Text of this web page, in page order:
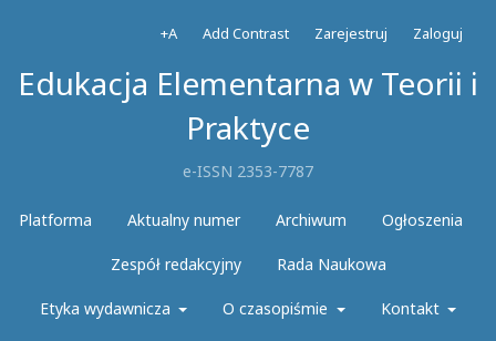
Edukacja Elementarna w Teorii i
Praktyce
e-ISSN 2353-7787
Platforma Aktualny numer Archiwum Ogłoszenia
Zespół redakcyjny Rada Naukowa
Etyka wydawnicza O czasopiśmie Kontakt
+A Add Contrast Zarejestruj Zaloguj